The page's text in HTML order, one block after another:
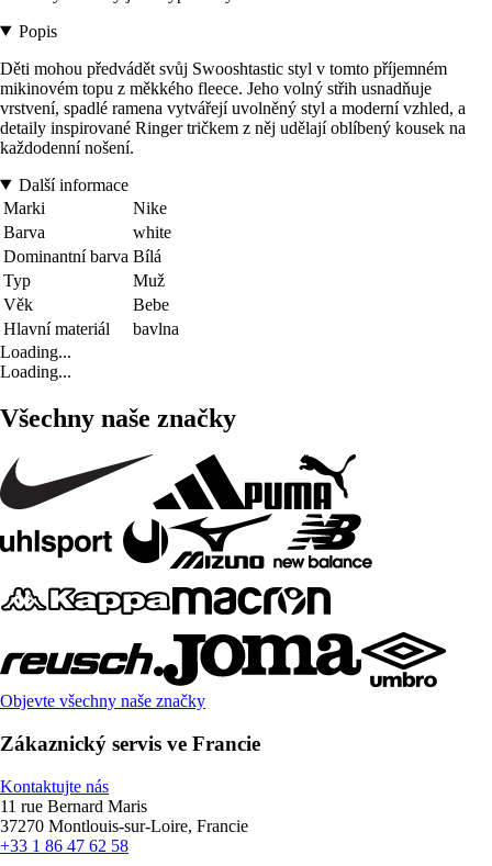
Popis
Děti mohou předvádět svůj Swooshtastic styl v tomto příjemném
mikinovém topu z měkkého fleece. Jeho volný střih usnadňuje
vrstvení, spadlé ramena vytvářejí uvolněný styl a moderní vzhled, a
detaily inspirované Ringer tričkem z něj udělají oblíbený kousek na
každodenní nošení.
Další informace
Marki
Nike
Barva
white
Dominantní barva Bílá
Typ
Muž
Věk
Bebe
Hlavní materiál
bavlna
Loading...
Loading...
Všechny naše značky
Objevte všechny naše značky
Zákaznický servis ve Francie
Kontaktujte nás
11 rue Bernard Maris
37270 Montlouis-sur-Loire, Francie
+33 1 86 47 62 58